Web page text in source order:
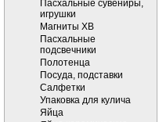
Пасхальные сувениры,
игрушки
Магниты ХВ
Пасхальные
подсвечники
Полотенца
Посуда, подставки
Салфетки
Упаковка для кулича
Яйца